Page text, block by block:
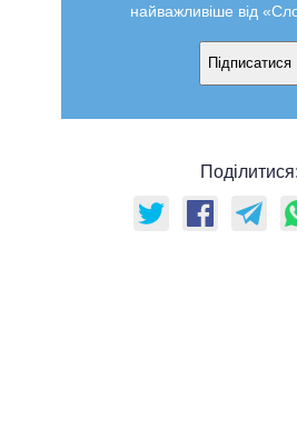
найважливіше від
Підписатися
Поділитися: